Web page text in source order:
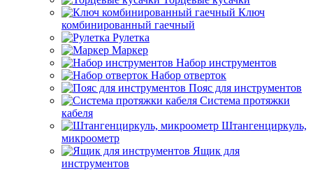
Ключ
комбинированный гаечный
Рулетка
Маркер
Набор инструментов
Набор отверток
Пояс для инструментов
Система протяжки
кабеля
Штангенциркуль,
микроометр
Ящик для
инструментов